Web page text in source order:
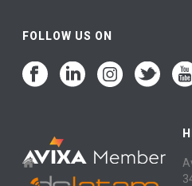
FOLLOW US ON